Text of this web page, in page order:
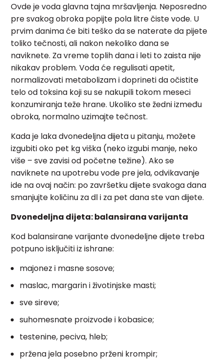
Ovde je voda glavna tajna mršavljenja. Neposredno
pre svakog obroka popijte pola litre čiste vode. U
prvim danima će biti teško da se naterate da pijete
toliko tečnosti, ali nakon nekoliko dana se
naviknete. Za vreme toplih dana i leti to zaista nije
nikakav problem. Voda će regulisati apetit,
normalizovati metabolizam i doprineti da očistite
telo od toksina koji su se nakupili tokom meseci
konzumiranja teže hrane. Ukoliko ste žedni između
obroka, normalno uzimajte tečnost.
Kada je laka dvonedeljna dijeta u pitanju, možete
izgubiti oko pet kg viška (neko izgubi manje, neko
više – sve zavisi od početne težine). Ako se
naviknete na upotrebu vode pre jela, odvikavanje
ide na ovaj način: po završetku dijete svakoga dana
smanjujte količinu za dl i za pet dana ste van dijete.
Dvonedeljna dijeta: balansirana varijanta
Kod balansirane varijante dvonedeljne dijete treba
potpuno isključiti iz ishrane:
majonez i masne sosove;
maslac, margarin i životinjske masti;
sve sireve;
suhomesnate proizvode i kobasice;
testenine, peciva, hleb;
pržena jela posebno prženi krompir;